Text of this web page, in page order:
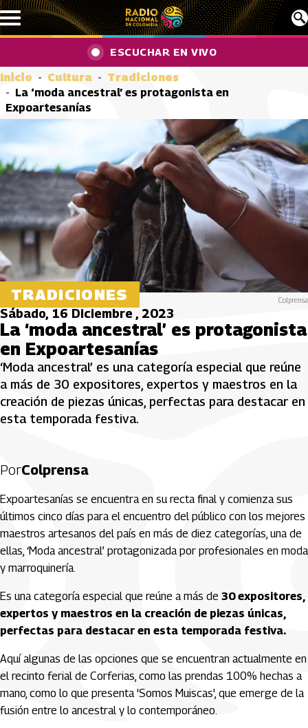
Pasar al contenido principal
ESCUCHAR EN VIVO
Inicio Cultura
Tradiciones
La ‘moda ancestral’ es protagonista en
Expoartesanías
TRADICIONES Colprensa
Sábado, 16 Diciembre , 2023
La ‘moda ancestral’ es protagonista
en Expoartesanías
‘Moda ancestral’ es una categoría especial que reúne
a más de 30 expositores, expertos y maestros en la
creación de piezas únicas, perfectas para destacar en
esta temporada festiva.
PorColprensa
Expoartesanías se encuentra en su recta final y comienza sus
últimos cinco días para el encuentro del público con los mejores
maestros artesanos del país en más de diez categorías, una de
ellas, ‘Moda ancestral’ protagonizada por profesionales en moda
y marroquinería.
Es una categoría especial que reúne a más de 30 expositores,
expertos y maestros en la creación de piezas únicas,
perfectas para destacar en esta temporada festiva.
Aquí algunas de las opciones que se encuentran actualmente en
el recinto ferial de Corferias, como las prendas 100% hechas a
mano, como lo que presenta 'Somos Muiscas', que emerge de la
fusión entre lo ancestral y lo contemporáneo.